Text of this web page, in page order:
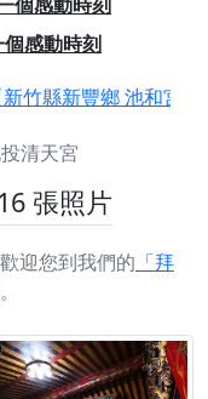
感動時刻
縣新豐鄉 池和宮】
清天宮
張照片
迎您到我們的 「拜